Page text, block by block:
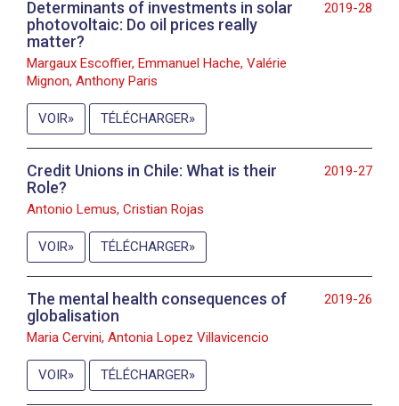
2019-28
Determinants of investments in solar
photovoltaic: Do oil prices really
matter?
Margaux Escoffier, Emmanuel Hache, Valérie
Mignon, Anthony Paris
VOIR TÉLÉCHARGER
2019-27
Credit Unions in Chile: What is their
Role?
Antonio Lemus, Cristian Rojas
VOIR TÉLÉCHARGER
2019-26
The mental health consequences of
globalisation
Maria Cervini, Antonia Lopez Villavicencio
VOIR TÉLÉCHARGER